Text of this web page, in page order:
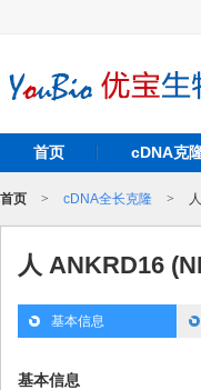
首页 cDNA克
首页 > cDNA全长克隆 >
人 ANKRD16
基本信息
基本信息